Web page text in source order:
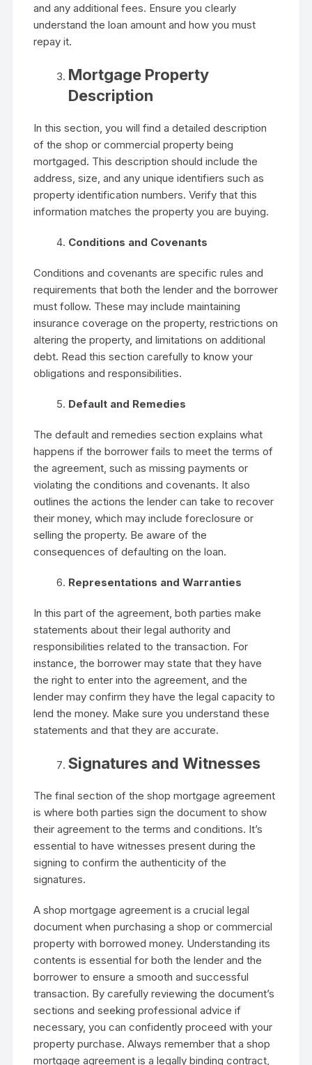
and any additional fees. Ensure you clearly
understand the loan amount and how you must
repay it.
Mortgage Property
Description
In this section, you will find a detailed description
of the shop or commercial property being
mortgaged. This description should include the
address, size, and any unique identifiers such as
property identification numbers. Verify that this
information matches the property you are buying.
Conditions and Covenants
Conditions and covenants are specific rules and
requirements that both the lender and the borrower
must follow. These may include maintaining
insurance coverage on the property, restrictions on
altering the property, and limitations on additional
debt. Read this section carefully to know your
obligations and responsibilities.
Default and Remedies
The default and remedies section explains what
happens if the borrower fails to meet the terms of
the agreement, such as missing payments or
violating the conditions and covenants. It also
outlines the actions the lender can take to recover
their money, which may include foreclosure or
selling the property. Be aware of the
consequences of defaulting on the loan.
Representations and Warranties
In this part of the agreement, both parties make
statements about their legal authority and
responsibilities related to the transaction. For
instance, the borrower may state that they have
the right to enter into the agreement, and the
lender may confirm they have the legal capacity to
lend the money. Make sure you understand these
statements and that they are accurate.
Signatures and Witnesses
The final section of the shop mortgage agreement
is where both parties sign the document to show
their agreement to the terms and conditions. It’s
essential to have witnesses present during the
signing to confirm the authenticity of the
signatures.
A shop mortgage agreement is a crucial legal
document when purchasing a shop or commercial
property with borrowed money. Understanding its
contents is essential for both the lender and the
borrower to ensure a smooth and successful
transaction. By carefully reviewing the document’s
sections and seeking professional advice if
necessary, you can confidently proceed with your
property purchase. Always remember that a shop
mortgage agreement is a legally binding contract,